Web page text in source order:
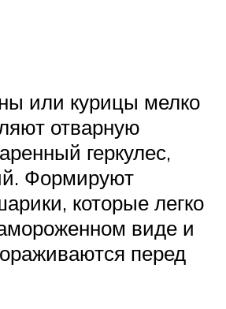
или курицы мелко
отварную
геркулес,
Формируют
которые легко
виде и
перед